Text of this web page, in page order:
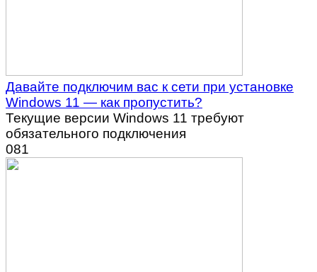
Давайте подключим вас к сети при установке
Windows 11 — как пропустить?
Текущие версии Windows 11 требуют
обязательного подключения
081